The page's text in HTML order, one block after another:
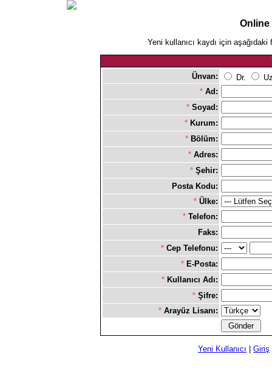
Online
Yeni kullanıcı kaydı için
Ünvan:
Dr.
* Ad:
* Soyad:
* Kurum:
* Bölüm:
* Adres:
* Şehir:
Posta Kodu:
* Ülke:
* Telefon:
Faks:
* Cep Telefonu:
* E-Posta:
* Kullanıcı Adı:
* Şifre:
* Arayüz Lisanı:
Yeni Kullanıcı | Giriş